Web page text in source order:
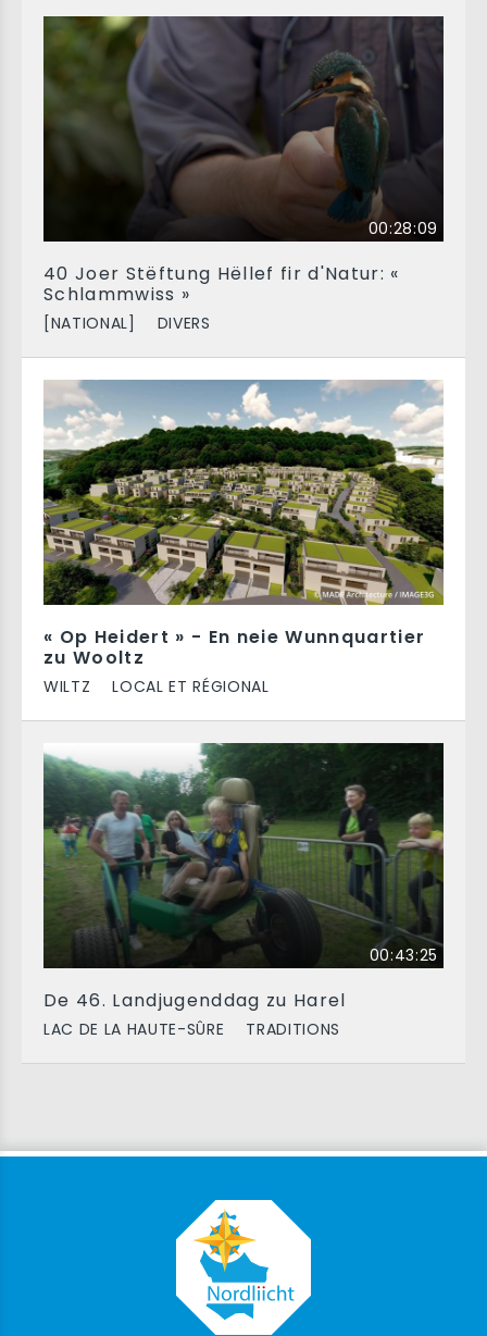
00:28:09
40 Joer Stëftung Hëllef fir d'Natur: «
Schlammwiss »
[NATIONAL] DIVERS
« Op Heidert » - En neie Wunnquartier
zu Wooltz
WILTZ LOCAL ET RÉGIONAL
00:43:25
De 46. Landjugenddag zu Harel
LAC DE LA HAUTE-SÛRE TRADITIONS